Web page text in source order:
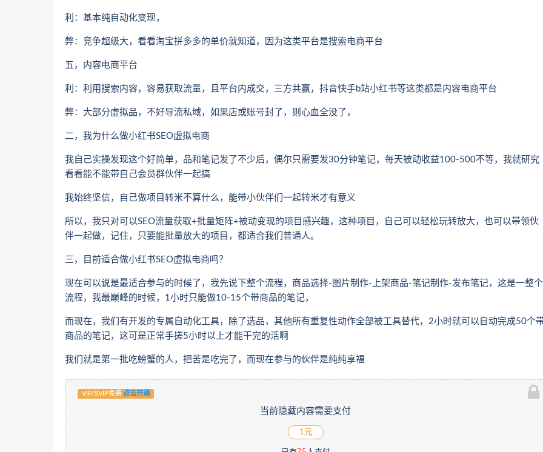
利：基本纯自动化变现，
弊：竞争超级大，看看淘宝拼多多的单价就知道，因为这类平台是搜索电商平台
五，内容电商平台
利：利用搜索内容，容易获取流量，且平台内成交，三方共赢，抖音快手b站小红书等这类都是内容电商平台
弊：大部分虚拟品，不好导流私域，如果店或账号封了，则心血全没了，
二，我为什么做小红书SEO虚拟电商
我自己实操发现这个好简单，品和笔记发了不少后，偶尔只需要发30分钟笔记，每天被动收益100-500不等，我就研究
看看能不能带自己会员群伙伴一起搞
我始终坚信，自己做项目转米不算什么，能带小伙伴们一起转米才有意义
所以，我只对可以SEO流量获取+批量矩阵+被动变现的项目感兴趣，这种项目，自己可以轻松玩转放大，也可以带领伙
伴一起做，记住，只要能批量放大的项目，都适合我们普通人。
三，目前适合做小红书SEO虚拟电商吗？
现在可以说是最适合参与的时候了，我先说下整个流程，商品选择-图片制作-上架商品-笔记制作-发布笔记，这是一整个
流程，我最巅峰的时候，1小时只能做10-15个带商品的笔记，
而现在，我们有开发的专属自动化工具，除了选品，其他所有重复性动作全部被工具替代，2小时就可以自动完成50个
商品的笔记，这可是正常手搓5小时以上才能干完的活啊
我们就是第一批吃螃蟹的人，把苦是吃完了，而现在参与的伙伴是纯纯享福
VIP/SVIP免费 点击开通
当前隐藏内容需要支付
1元